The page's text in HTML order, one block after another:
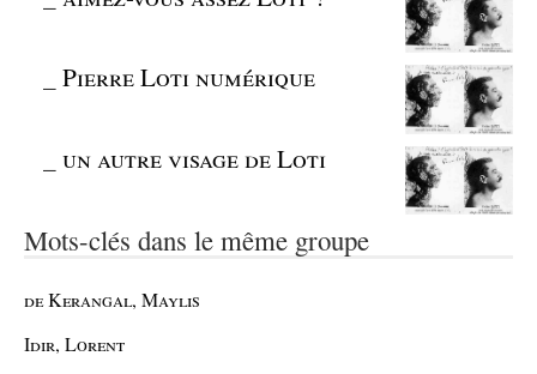
_Pierre Loti numérique
_un autre visage de Loti
Mots-clés dans le même groupe
de Kerangal, Maylis
Idir, Lorent